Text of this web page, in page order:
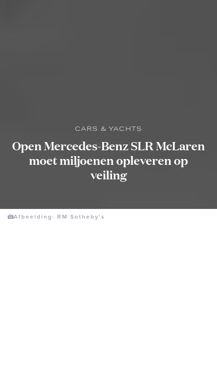
CARS & YACHTS
Open Mercedes-Benz SLR McLaren
moet miljoenen opleveren op
veiling
Afbeelding: RM Sotheby's